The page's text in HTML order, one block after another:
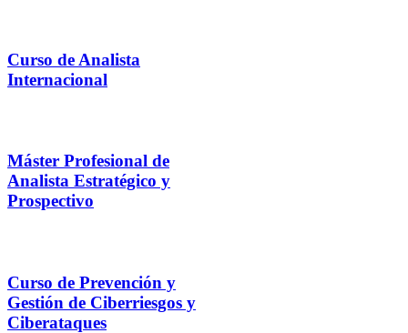
Curso de Analista
Internacional
Máster Profesional de
Analista Estratégico y
Prospectivo
Curso de Prevención y
Gestión de Ciberriesgos y
Ciberataques